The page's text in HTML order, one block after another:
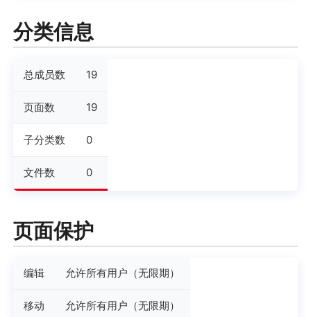
分类信息
总成员数 19
页面数 19
子分类数 0
文件数 0
页面保护
编辑 允许所有用户（无限期）
移动 允许所有用户（无限期）